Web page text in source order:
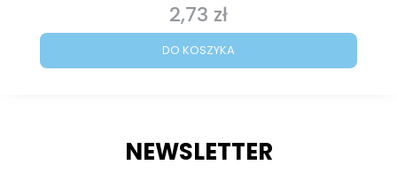
Cena
2,73 zł
DO KOSZYKA
NEWSLETTER